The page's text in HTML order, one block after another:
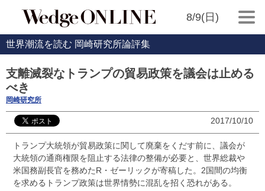
8/9(日)
世界潮流を読む 岡崎研究所論評集
支離滅裂なトランプの貿易政策を議会は止める
べき
岡崎研究所
2017/10/10
トランプ大統領が貿易政策に関して廃棄をくだす前に、議会が
大統領の通商権限を阻止する法律の整備が必要と、世界総裁や
米国務副長官を務めたR・ゼーリックが寄稿した。2国間の均衡
を求めるトランプ政策は世界情勢に混乱を招く恐れがある。